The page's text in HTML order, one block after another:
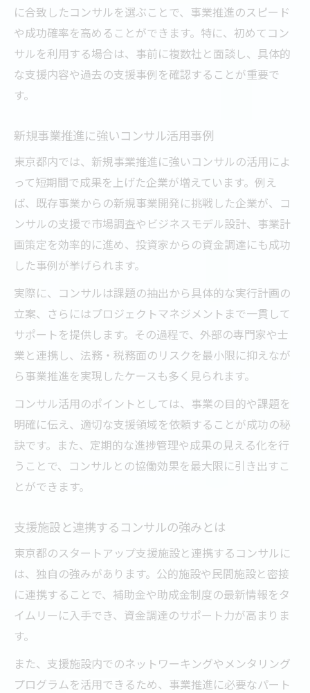
に合致したコンサルを選ぶことで、事業推進のスピード
や成功確率を高めることができます。特に、初めてコン
サルを利用する場合は、事前に複数社と面談し、具体的
な支援内容や過去の支援事例を確認することが重要で
す。
新規事業推進に強いコンサル活用事例
東京都内では、新規事業推進に強いコンサルの活用によ
って短期間で成果を上げた企業が増えています。例え
ば、既存事業からの新規事業開発に挑戦した企業が、コ
ンサルの支援で市場調査やビジネスモデル設計、事業計
画策定を効率的に進め、投資家からの資金調達にも成功
した事例が挙げられます。
実際に、コンサルは課題の抽出から具体的な実行計画の
立案、さらにはプロジェクトマネジメントまで一貫して
サポートを提供します。その過程で、外部の専門家や士
業と連携し、法務・税務面のリスクを最小限に抑えなが
ら事業推進を実現したケースも多く見られます。
コンサル活用のポイントとしては、事業の目的や課題を
明確に伝え、適切な支援領域を依頼することが成功の秘
訣です。また、定期的な進捗管理や成果の見える化を行
うことで、コンサルとの協働効果を最大限に引き出すこ
とができます。
支援施設と連携するコンサルの強みとは
東京都のスタートアップ支援施設と連携するコンサルに
は、独自の強みがあります。公的施設や民間施設と密接
に連携することで、補助金や助成金制度の最新情報をタ
イムリーに入手でき、資金調達のサポート力が高まりま
す。
また、支援施設内でのネットワーキングやメンタリング
プログラムを活用できるため、事業推進に必要なパート